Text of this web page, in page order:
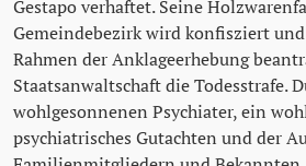
Gestapo verhaftet. Seine
Gemeindebezirk wird konfisziert
Rahmen der Anklageerhebung
Staatsanwaltschaft die Todesstrafe.
wohlgesonnenen Psychiater, ein
psychiatrisches Gutachten und der